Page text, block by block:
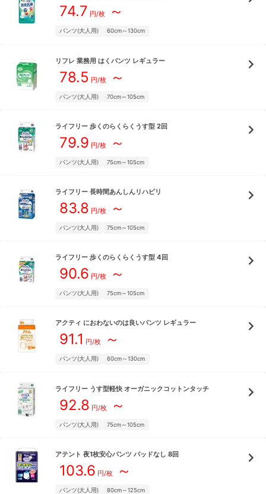
74.7 円/枚～
パンツ(大人用) 60cm～130cm
リフレ 業務用 はくパンツ レギュラー
78.5 円/枚～
パンツ(大人用) 70cm～105cm
ライフリー 歩くのらくらくうす型 2回
79.9 円/枚～
パンツ(大人用) 75cm～105cm
ライフリー 長時間あんしんリハビリ
83.8 円/枚～
パンツ(大人用) 75cm～105cm
ライフリー 歩くのらくらくうす型 4回
90.6 円/枚～
パンツ(大人用) 75cm～105cm
アクティ におわないのは良いパンツ レギュラー
91.1 円/枚～
パンツ(大人用) 60cm～130cm
ライフリー うす型軽快 オーガニックコットンタッチ
92.8 円/枚～
パンツ(大人用) 75cm～105cm
アテント 夜1枚安心パンツ パッドなし 8回
103.6 円/枚～
パンツ(大人用) 80cm～125cm